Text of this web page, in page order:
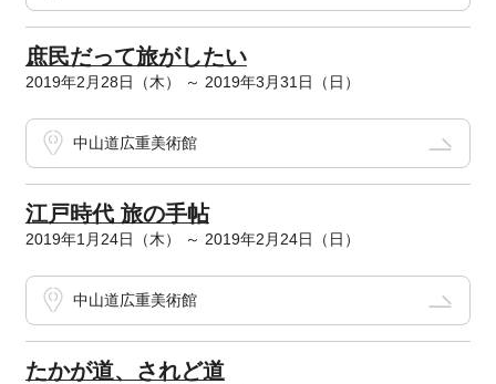
庶民だって旅がしたい
2019年2月28日（木） ～ 2019年3月31日（日）
中山道広重美術館
江戸時代 旅の手帖
2019年1月24日（木） ～ 2019年2月24日（日）
中山道広重美術館
たかが道、されど道